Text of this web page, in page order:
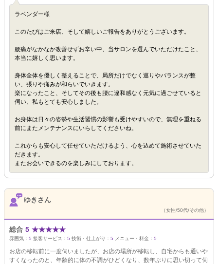
ラベンダー様
このたびはご来店、そして嬉しいご報告をありがとうございます。
腰痛がなかなか改善せずお辛い中、当サロンを選んでいただけたこと、
本当に嬉しく思います。
身体全体を優しく整えることで、局所だけでなく巡りやバランスが整
い、張りや痛みが和らいでいきます。
楽になったこと、そしてその後も腰に違和感なく元気に過ごせていると
伺い、私もとても安心しました。
お身体は日々の姿勢や生活習慣の影響も受けやすいので、無理を重ねる
前にまたメンテナンスにいらしてくださいね。
これからも安心して任せていただけるよう、心を込めて施術させていた
だきます。
またお会いできるのを楽しみにしております。
ゆきさん
（女性/50代/その他）
総合 5 ★★★★★
雰囲気： 5 接客サービス： 5 技術・仕上がり： 5 メニュー・料金： 5
お店の移転前に一度伺いましたが、お店の場所が移転し、自宅からも通いや
すくなったのと、年齢的に体の不調がひどくなり、数年ぶりに思い切って伺